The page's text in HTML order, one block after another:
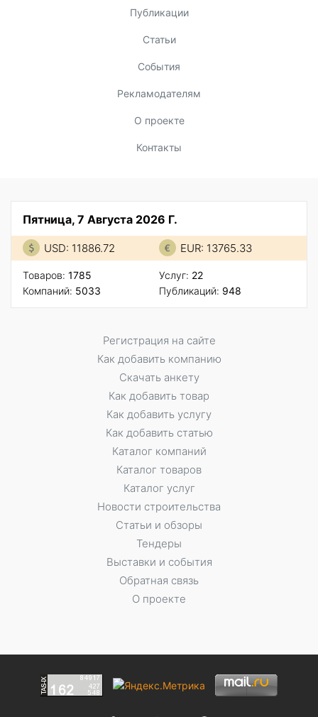
Публикации
Статьи
События
Рекламодателям
О проекте
Контакты
Пятница, 7 Августа 2026 Г.
USD: 11886.72 EUR: 13765.33
Товаров: 1785
Компаний: 5033
Услуг: 22
Публикаций: 948
Регистрация на сайте
Как добавить компанию
Скачать анкету
Как добавить товар
Как добавить услугу
Как добавить статью
Каталог компаний
Каталог товаров
Каталог услуг
Новости строительства
Статьи и обзоры
Тендеры
Выставки и события
Обратная связь
О проекте